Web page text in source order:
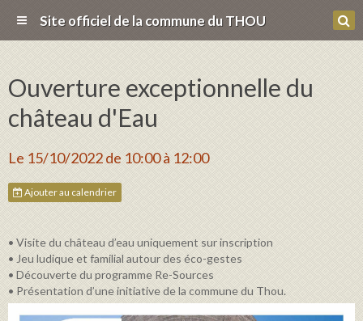
Site officiel de la commune du THOU
Ouverture exceptionnelle du
château d'Eau
Le 15/10/2022de 10:00à 12:00
Ajouter au calendrier
• Visite du château d’eau uniquement sur inscription
• Jeu ludique et familial autour des éco-gestes
• Découverte du programme Re-Sources
• Présentation d’une initiative de la commune du Thou.